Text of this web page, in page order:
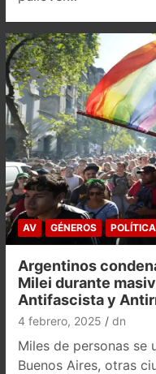
AV GÉNEROS POLÍTICA
Argentinos
Milei durante
Antifascista y
4 febrero, 2025 dn
Miles de personas se
Buenos Aires, otras